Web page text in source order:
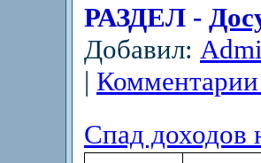
РАЗДЕЛ -
Добавил:
|
Спад доходов